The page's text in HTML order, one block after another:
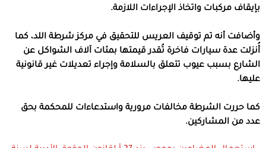
بإيقاف مركبات واتخاذ الإجراءات اللازمة.
وأضافت أنه تم توقيف العريس للتحقيق في مركز شرطة اللد، كما
أُنزلت عدة سيارات فاخرة تُقدر قيمتها بمئات آلاف الشواكل عن
الشارع بسبب عيوب تتعلق بالسلامة وإجراء تعديلات غير قانونية
عليها.
كما حررت الشرطة مخالفات مرورية واستدعاءات للمحكمة بحق
عدد من المشاركين.